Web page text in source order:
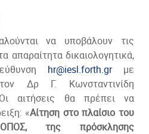
να υποβάλουν τις
απαραίτητα δικαιολογητικά,
hr@iesl.forth.grμε
Δρ Γ. Κωνσταντινίδη
αιτήσεις θα πρέπει να
«Αίτηση στο πλαίσιο του
της πρόσκλησης